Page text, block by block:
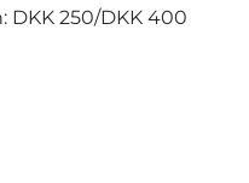
250/DKK 400